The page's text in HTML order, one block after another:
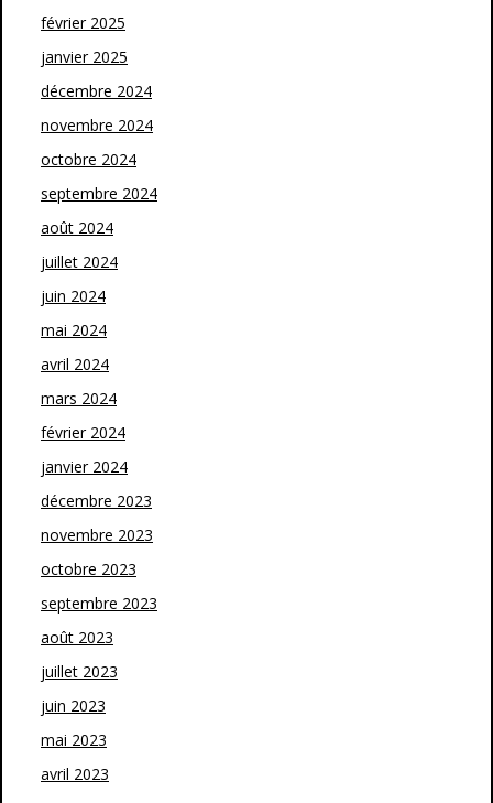
février 2025
janvier 2025
décembre 2024
novembre 2024
octobre 2024
septembre 2024
août 2024
juillet 2024
juin 2024
mai 2024
avril 2024
mars 2024
février 2024
janvier 2024
décembre 2023
novembre 2023
octobre 2023
septembre 2023
août 2023
juillet 2023
juin 2023
mai 2023
avril 2023